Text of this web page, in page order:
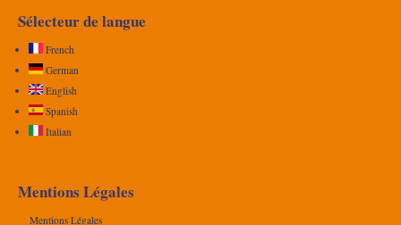
Sélecteur de langue
French
German
English
Spanish
Italian
Mentions Légales
Mentions Légales